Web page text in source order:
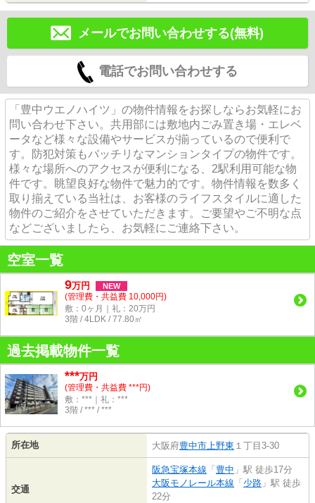
メールでお問い合わせする(無料)
電話でお問い合わせする
「豊中ウエノハイツ」の物件情報をお探しならお気軽にお
問い合わせ下さい。共用部には敷地内ごみ置き場・エレベ
ータなど様々な設備やサービスが揃っているので便利で
す。防犯対策もバッチリなマンションタイプの物件です。
様々な場所へのアクセスが便利になる、2駅利用可能な物
件です。眺望良好な物件で魅力的です。物件情報を数多く
取り揃えている当社は、お客様のライフスタイルに適した
物件のご紹介をさせていただきます。ご要望やご不明な点
などございましたら、お気軽にご連絡下さい。
空室一覧
9万円 NEW
(管理費・共益費 10,000円)
敷：0ヶ月｜礼：20万円
3階 / 4LDK / 77.80㎡
過去掲載物件一覧
***万円
(管理費・共益費 ***円)
敷：***｜礼：***
3階 / *** / ***
所在地 大阪府豊中市上野東 １丁目3-30
交通
阪急宝塚本線 「 豊中 」駅 徒歩17分
大阪モノレール本線 「 少路 」駅 徒歩
22分